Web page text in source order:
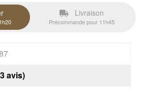
Livraison
Précommande pour 11h45
avis)